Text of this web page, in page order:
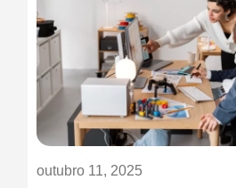
outubro 11, 2025